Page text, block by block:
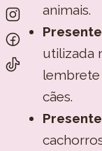
animais.
utilizada
cães.